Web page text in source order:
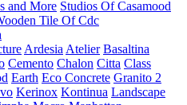
and More Studios Of Casamood
Tile Of Cdc
Ardesia Atelier Basaltina
Cemento Chalon Citta Class
Earth Eco Concrete Granito 2
Kerinox Kontinua Landscape